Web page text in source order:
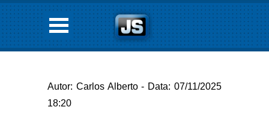
Autor: Carlos Alberto - Data: 07/11/2025
18:20